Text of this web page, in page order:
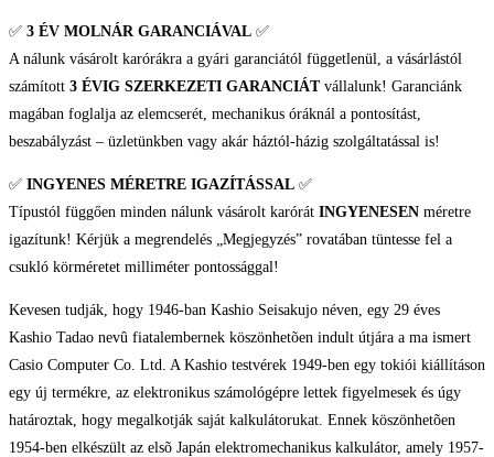
✅ 3 ÉV MOLNÁR GARANCIÁVAL ✅
A nálunk vásárolt karórákra a gyári garanciától függetlenül, a vásárlástól
számított 3 ÉVIG SZERKEZETI GARANCIÁTvállalunk! Garanciánk
magában foglalja az elemcserét, mechanikus óráknál a pontosítást,
beszabályzást – üzletünkben vagy akár háztól-házig szolgáltatással is!
✅ INGYENES MÉRETRE IGAZÍTÁSSAL ✅
Típustól függően minden nálunk vásárolt karórát INGYENESEN méretre
igazítunk! Kérjük a megrendelés „Megjegyzés” rovatában tüntesse fel a
csukló körméretet milliméter pontossággal!
Kevesen tudják, hogy 1946-ban Kashio Seisakujo néven, egy 29 éves
Kashio Tadao nevû fiatalembernek köszönhetõen indult útjára a ma ismert
Casio Computer Co. Ltd. A Kashio testvérek 1949-ben egy tokiói kiállításon
egy új termékre, az elektronikus számológépre lettek figyelmesek és úgy
határoztak, hogy megalkotják saját kalkulátorukat. Ennek köszönhetõen
1954-ben elkészült az elsõ Japán elektromechanikus kalkulátor, amely 1957-